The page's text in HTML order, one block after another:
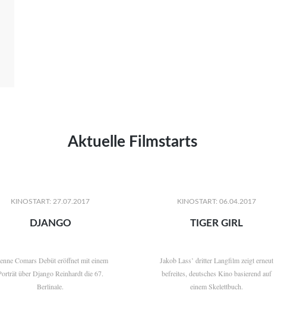
Aktuelle Filmstarts
KINOSTART: 27.07.2017
DJANGO
Comars Debüt eröffnet mit einem
über Django Reinhardt die 67.
Berlinale.
KINOSTART: 06.04.2017
TIGER GIRL
Jakob Lass’ dritter Langfilm zeigt erneut
befreites, deutsches Kino basierend auf
einem Skelettbuch.